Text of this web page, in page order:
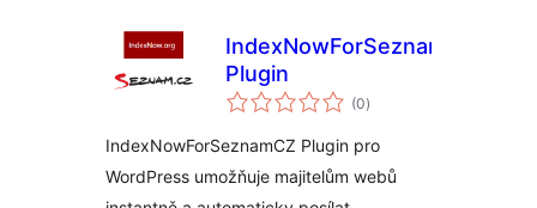
IndexNowForSeznamCZ
Plugin
(0valutazioni
totali
)
IndexNowForSeznamCZ Plugin pro
WordPress umožňuje majitelům webů